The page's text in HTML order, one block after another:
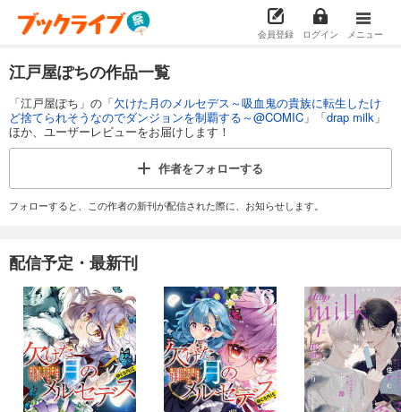
会員登録 ログイン メニュー
江戸屋ぽちの作品一覧
「江戸屋ぽち」の「欠けた月のメルセデス～吸血鬼の貴族に転生したけ
ど捨てられそうなのでダンジョンを制覇する～@COMIC 」「drap milk 」
ほか、ユーザーレビューをお届けします！
作者をフォローする
フォローすると、この作者の新刊が配信された際に、お知らせします。
配信予定・最新刊